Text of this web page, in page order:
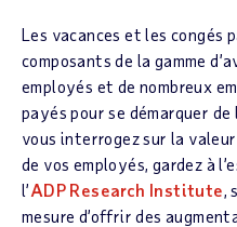
Les vacances et les congés
composants de la gamme
employés et de nombreux
payés pour se démarquer
vous interrogez sur la
de vos employés, gardez à
l’ADP Research Institute,
mesure d’offrir des